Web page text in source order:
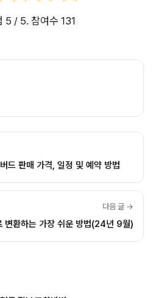
5 / 5. 참여수 131
드 판매 가격, 일정 및 예약 방법
다음 글 →
변환하는 가장 쉬운 방법(24년 9월)